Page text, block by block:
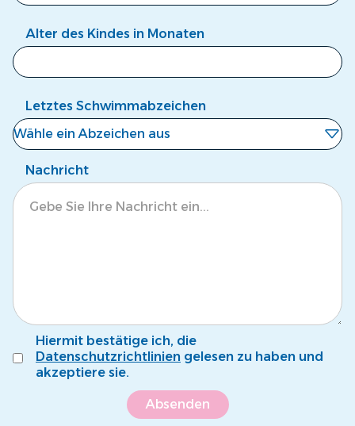
Alter des Kindes in Monaten
Letztes Schwimmabzeichen
Wähle ein Abzeichen aus
Noch kein Abzeichen
Fröschli
Seepferdli
Nachricht
Hiermit bestätige ich, die
Datenschutzrichtlinien gelesen zu haben und
akzeptiere sie.